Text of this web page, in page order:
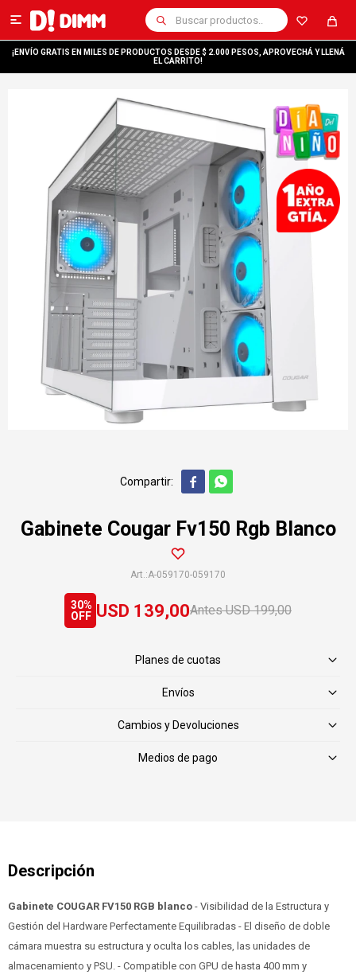

¡ENVÍO GRATIS EN MILES DE PRODUCTOS DESDE $ 2.000 PESOS, APROVECHÁ Y LLENÁ
EL CARRITO!
 
Gabinete Cougar Fv150 Rgb Blanco
A-059170-059170
USD 139,00 USD 199,00
30
Planes de cuotas
Envíos
Cambios y Devoluciones
Medios de pago
Gabinete COUGAR FV150 RGB blanco - Visibilidad de la Estructura y
Gestión del Hardware Perfectamente Equilibradas - El diseño de doble
cámara muestra su estructura y oculta los cables, las unidades de
almacenamiento y PSU. - Compatible con GPU de hasta 400 mm y